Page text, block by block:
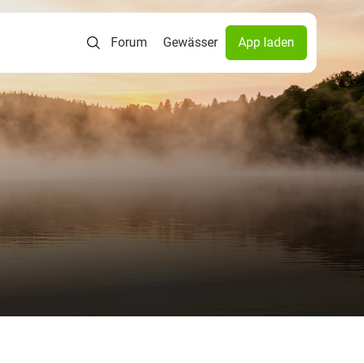
Forum Gewässer App laden